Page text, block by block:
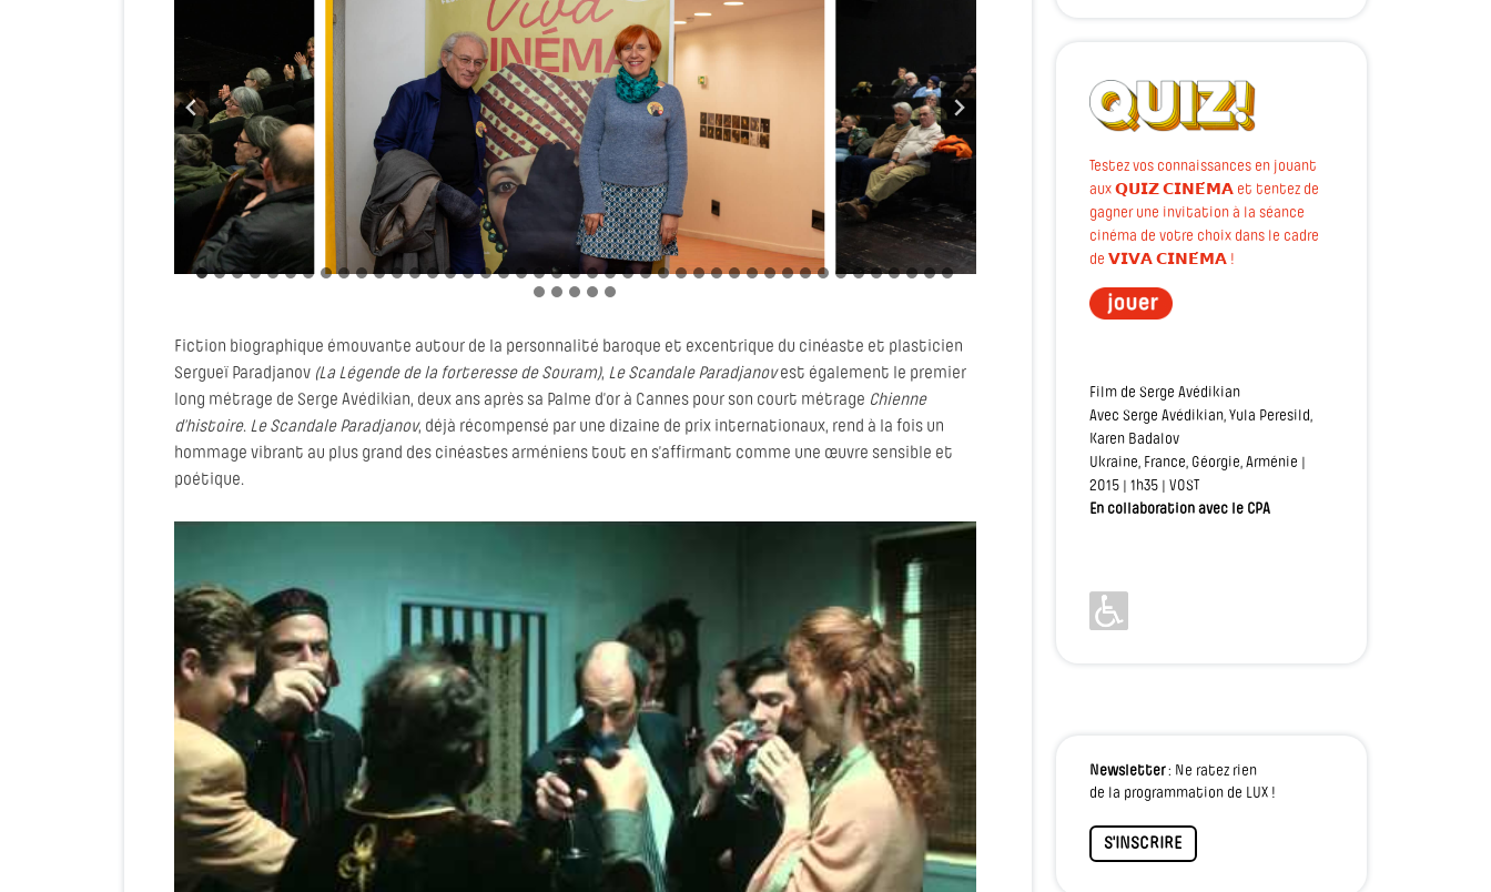
Fiction biographique émouvante autour de la personnalité baroque et excentrique du cinéaste et plasticien
Sergueï Paradjanov (La Légende de la forteresse de Souram), Le Scandale Paradjanovest également le premier
long métrage de Serge Avédikian, deux ans après sa Palme d’or à Cannes pour son court métrage Chienne
d’histoire. Le Scandale Paradjanov, déjà récompensé par une dizaine de prix internationaux, rend à la fois un
hommage vibrant au plus grand des cinéastes arméniens tout en s’affirmant comme une œuvre sensible et
poétique.
Testez vos connaissances en jouant
aux 𝗤𝗨𝗜𝗭 𝗖𝗜𝗡𝗘́𝗠𝗔 et tentez de
gagner une invitation à la séance
cinéma de votre choix dans le cadre
de 𝗩𝗜𝗩𝗔 𝗖𝗜𝗡𝗘́𝗠𝗔 !
Film de Serge Avédikian
Avec Serge Avédikian, Yula Peresild,
Karen Badalov
Ukraine, France, Géorgie, Arménie |
2015 | 1h35 | VOST
En collaboration avec le CPA
Newsletter: Ne ratez rien
de la programmation de LUX !
S'INSCRIRE